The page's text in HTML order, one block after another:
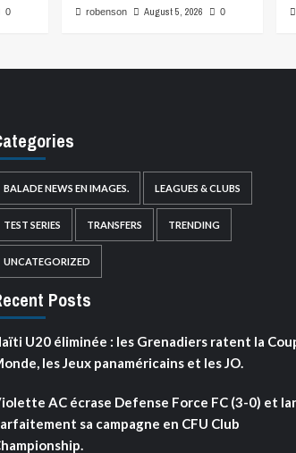
0 robenson August 5, 2026 0
BALADE NEWS EN IMAGES. LEAGUES & CLUBS
TEST SERIES TRANSFERS TRENDING
UNCATEGORIZED
Posts
U20 éliminée : les Grenadiers ratent la
les Jeux panaméricains et les JO.
AC écrase Defense Force FC (3-0) et
sa campagne en CFU Club